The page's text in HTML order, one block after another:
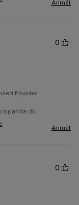
Anmäl
0
Powder
Anmäl
0